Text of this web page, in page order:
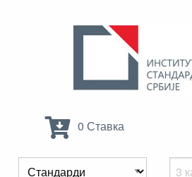
0 Ставка